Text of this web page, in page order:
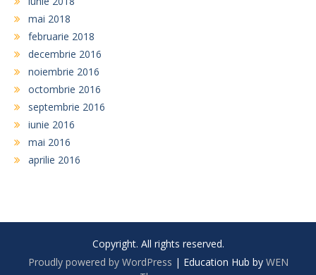
mai 2018
februarie 2018
decembrie 2016
noiembrie 2016
octombrie 2016
septembrie 2016
iunie 2016
mai 2016
aprilie 2016
Copyright. All rights reserved.
Proudly powered by WordPress | Education Hub by WEN